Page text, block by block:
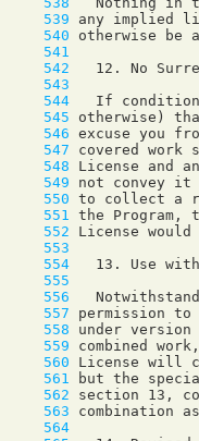
    539
    540
    541
    542
    543
    544
    545
    546
    547
    548
    549
    550
    551
    552
    553
    554
    555
    556
    557
    558
    559
    560
    561
    562
    563
    564